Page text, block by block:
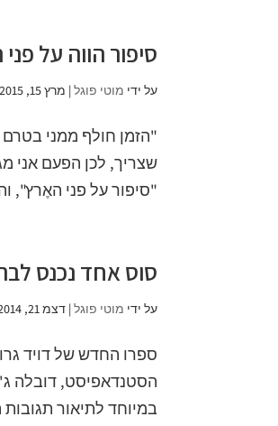
סיפור הווה על
על ידי מוטי פוגל| מרץ 15, 2015
"הזמן חולף ממני
שצריך, לכן הפעם אני
"סיפור על פני האֶרץ",
סוס אחד נכנס
על ידי מוטי פוגל|דצמ 21, 2014
ספרו החדש של דויד
הסטנדאפיסט, דובלה
במיוחד לתיאור